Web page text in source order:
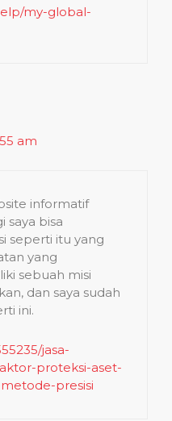
my-global-
am
informatif
saya bisa
seperti itu yang
yang
sebuah misi
dan saya sudah
ini.
jasa-
proteksi-aset-
presisi